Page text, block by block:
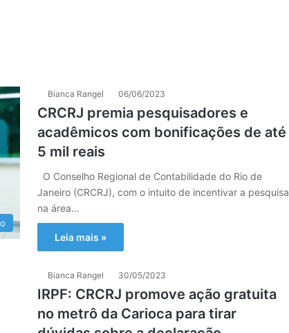
Bianca Rangel 06/06/2023
CRCRJ premia pesquisadores e
acadêmicos com bonificações de até
5 mil reais
O Conselho Regional de Contabilidade do Rio de
Janeiro (CRCRJ), com o intuito de incentivar a pesquisa
na área…
Leia mais »
Bianca Rangel 30/05/2023
IRPF: CRCRJ promove ação gratuita
no metrô da Carioca para tirar